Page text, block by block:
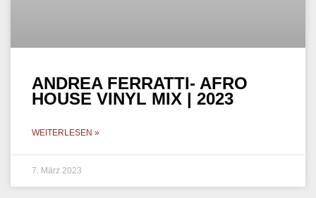
ANDREA FERRATTI- AFRO
HOUSE VINYL MIX | 2023
WEITERLESEN »
7. März 2023